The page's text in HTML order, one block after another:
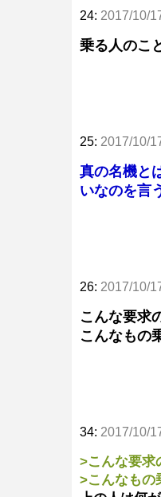
24: 2017/10/
乗る人のこ
25: 2017/10/
真の名機と
いなのを言
26: 2017/10/
こんな要求
こんなもの
34: 2017/10/
>こんな要
>こんなも